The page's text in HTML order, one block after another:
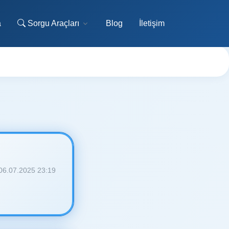
Sorgu Araçları Blog İletişim
23:19